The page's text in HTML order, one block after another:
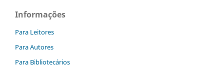
Informações
Para Leitores
Para Autores
Para Bibliotecários